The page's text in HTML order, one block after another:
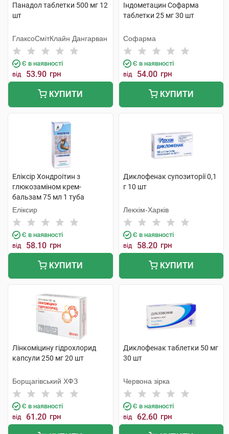
Панадол таблетки 500 мг 12
шт
ГлаксоСмітКлайн Дангарван
Є в наявності
від 53.90 грн
КУПИТИ
Індометацин Софарма
таблетки 25 мг 30 шт
Софарма
Є в наявності
від 54.00 грн
КУПИТИ
Еліксір Хондроітин з
глюкозаміном крем-
бальзам 75 мл 1 туба
Еліксир
Є в наявності
від 58.10 грн
КУПИТИ
Диклофенак супозиторії 0,1
г 10 шт
Лекхім-Харків
Є в наявності
від 58.20 грн
КУПИТИ
Лінкоміцину гідрохлорид
капсули 250 мг 20 шт
Борщагівський ХФЗ
Є в наявності
від 61.20 грн
Диклофенак таблетки 50 мг
30 шт
Червона зірка
Є в наявності
від 62.60 грн